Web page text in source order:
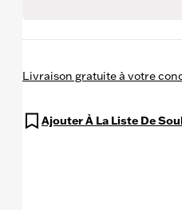
Livraison gratuite à votre
Ajouter À La Liste De